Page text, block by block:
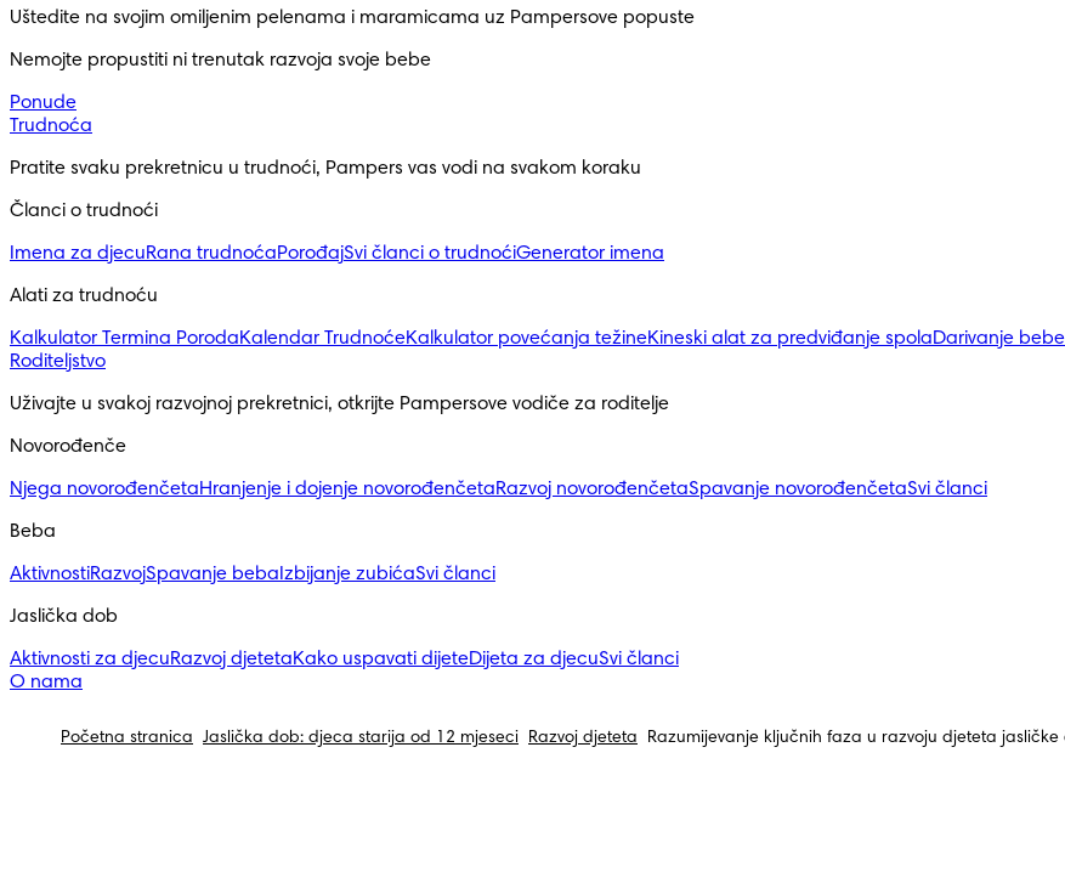
Uštedite na svojim omiljenim pelenama i maramicama uz Pampersove popuste
Nemojte propustiti ni trenutak razvoja svoje bebe
Ponude
Trudnoća
Pratite svaku prekretnicu u trudnoći, Pampers vas vodi na svakom koraku
Članci o trudnoći
Imena za djecuRana trudnoćaPorođajSvi članci o trudnoćiGenerator imena
Alati za trudnoću
Kalkulator Termina PorodaKalendar TrudnoćeKalkulator povećanja težineKineski alat za predviđanje spolaDarivanje bebe
Roditeljstvo
Uživajte u svakoj razvojnoj prekretnici, otkrijte Pampersove vodiče za roditelje
Novorođenče
Njega novorođenčetaHranjenje i dojenje novorođenčetaRazvoj novorođenčetaSpavanje novorođenčetaSvi članci
Beba
AktivnostiRazvojSpavanje beba Izbijanje zubićaSvi članci
Jaslička dob
Aktivnosti za djecuRazvoj djetetaKako uspavati dijeteDijeta za djecuSvi članci
O nama
Početna stranica Jaslička dob: djeca starija od 12 mjeseci Razvoj djeteta Razumijevanje ključnih faza u razvoju djeteta jasličke